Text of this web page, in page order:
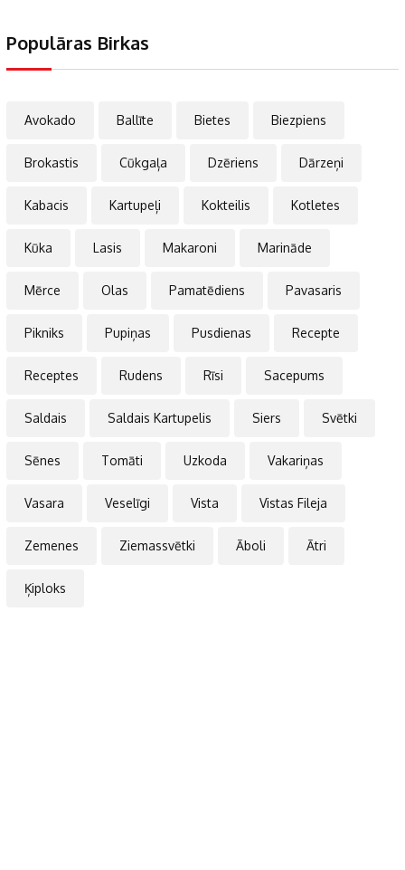
Populāras Birkas
Avokado Ballīte Bietes Biezpiens
Brokastis Cūkgaļa Dzēriens Dārzeņi
Kabacis Kartupeļi Kokteilis Kotletes
Kūka Lasis Makaroni Marināde
Mērce Olas Pamatēdiens Pavasaris
Pikniks Pupiņas Pusdienas Recepte
Receptes Rudens Rīsi Sacepums
Saldais Saldais Kartupelis Siers Svētki
Sēnes Tomāti Uzkoda Vakariņas
Vasara Veselīgi Vista Vistas Fileja
Zemenes Ziemassvētki Āboli Ātri
Ķiploks